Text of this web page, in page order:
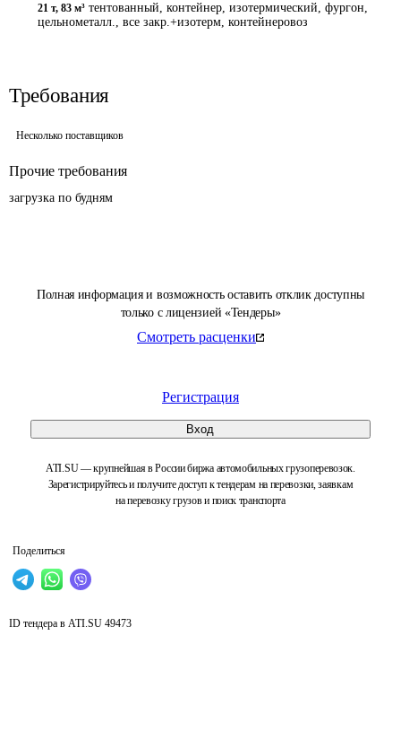
Полная информация и возможность оставить отклик доступны
только с лицензией «Тендеры»
Смотреть расценки
Регистрация
Вход
ATI.SU — крупнейшая в России биржа автомобильных грузоперевозок.
Зарегистрируйтесь и получите доступ к тендерам на перевозки, заявкам
на перевозку грузов и поиск транспорта
Поделиться
21 т, 83 м³ тентованный, контейнер, изотермический, фургон,
цельнометалл., все закр.+изотерм, контейнеровоз
Требования
Несколько поставщиков
Прочие требования
загрузка по будням
ID тендера в ATI.SU 49473